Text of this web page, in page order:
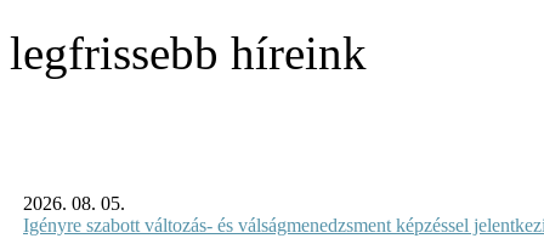
legfrissebb híreink
2026. 08. 05.
Igényre szabott változás- és válságmenedzsment képzéssel